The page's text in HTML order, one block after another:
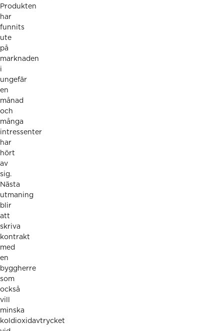
Produkten
har
funnits
ute
på
marknaden
i
ungefär
en
månad
och
många
intressenter
har
hört
av
sig.
Nästa
utmaning
blir
att
skriva
kontrakt
med
en
byggherre
som
också
vill
minska
koldioxidavtrycket